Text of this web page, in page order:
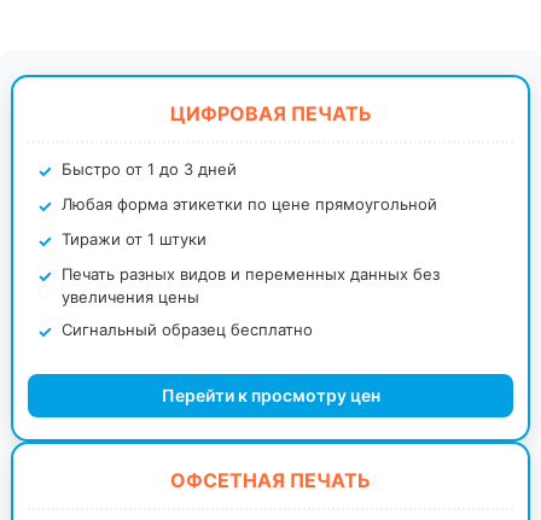
ЦИФРОВАЯ ПЕЧАТЬ
Быстро от 1 до 3 дней
Любая форма этикетки по цене прямоугольной
Тиражи от 1 штуки
Печать разных видов и переменных данных без
увеличения цены
Сигнальный образец бесплатно
Перейти к просмотру цен
ОФСЕТНАЯ ПЕЧАТЬ